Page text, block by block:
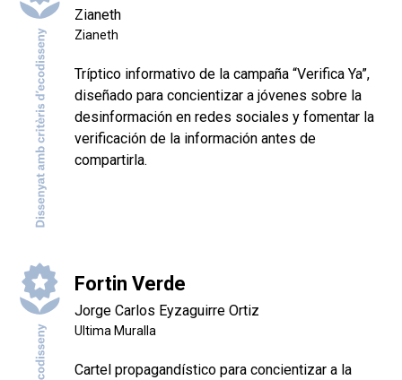
Zianeth
Zianeth
Tríptico informativo de la campaña “Verifica Ya”,
diseñado para concientizar a jóvenes sobre la
desinformación en redes sociales y fomentar la
verificación de la información antes de
compartirla.
Fortin Verde
Jorge Carlos Eyzaguirre Ortiz
Ultima Muralla
Cartel propagandístico para concientizar a la